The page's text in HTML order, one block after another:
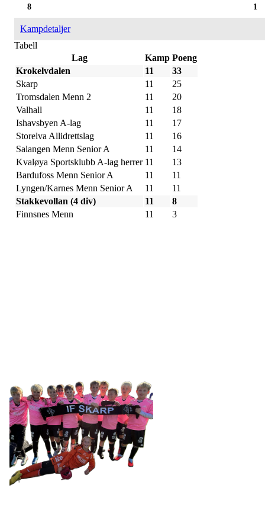
1
8
Kampdetaljer
Tabell
Lag
Kamp Poeng
Krokelvdalen
11
33
Skarp
11
25
Tromsdalen Menn 2
11
20
Valhall
11
18
Ishavsbyen A-lag
11
17
Storelva Allidrettslag
11
16
Salangen Menn Senior A
11
14
Kvaløya Sportsklubb A-lag herrer 11
13
Bardufoss Menn Senior A
11
11
Lyngen/Karnes Menn Senior A
11
11
Stakkevollan (4 div)
11
8
Finnsnes Menn
11 3